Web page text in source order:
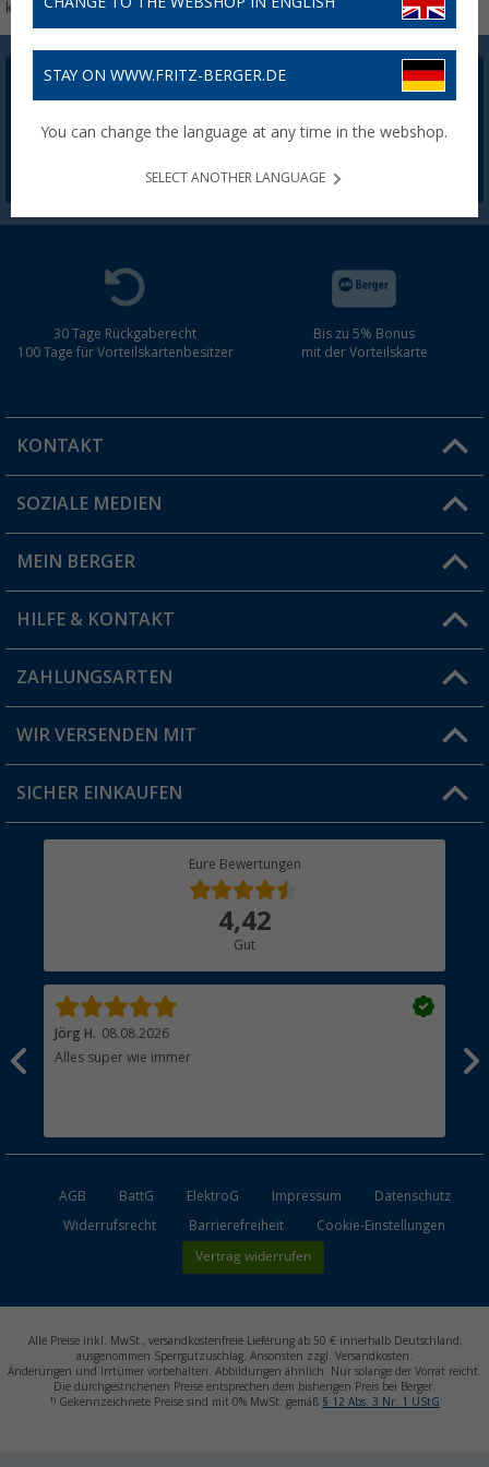
kombiniert werden.
Berger Newsletter
5,- € Willkommensgutschein sichern
30 Tage Rückgaberecht
100 Tage für Vorteilskartenbesitzer
Bis zu 5% Bonus
mit der Vorteilskarte
KONTAKT
Du hast eine Frage?
Filiale finden
SOZIALE MEDIEN
MEIN BERGER
Vorteilskarte
Blog
Jobs & Karriere
HILFE & KONTAKT
FAQ & Kontakt
Versandinformationen
Rücksendung
ZAHLUNGSARTEN
WIR VERSENDEN MIT
SICHER EINKAUFEN
Eure Bewertungen
4,42
Gut
Jörg H. 08.08.2026
Alles super wie immer
AGB BattG ElektroG Impressum
Datenschutz
Widerrufsrecht
Barrierefreiheit Cookie-Einstellungen
Vertrag widerrufen
Alle Preise inkl. MwSt., versandkostenfreie Lieferung ab 50 € innerhalb Deutschland,
ausgenommen Sperrgutzuschlag. Ansonsten zzgl. Versandkosten.
Änderungen und Irrtümer vorbehalten. Abbildungen ähnlich. Nur solange der Vorrat reicht.
Die durchgestrichenen Preise entsprechen dem bisherigen Preis bei Berger.
1) Gekennzeichnete Preise sind mit 0% MwSt. gemäß § 12 Abs. 3 Nr. 1 UStG
STAY ON WWW.FRITZ-BERGER.DE
You can change the language at any time in the webshop.
SELECT ANOTHER LANGUAGE